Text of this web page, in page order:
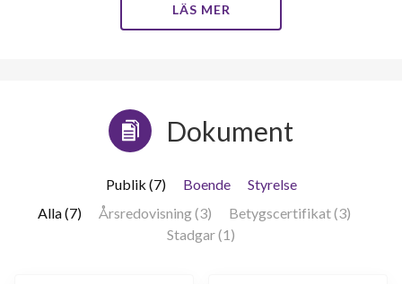
LÄS MER
Dokument
Publik (7) Boende
Styrelse
Alla (7)
Årsredovisning (3)
Betygscertifikat (3)
Stadgar (1)